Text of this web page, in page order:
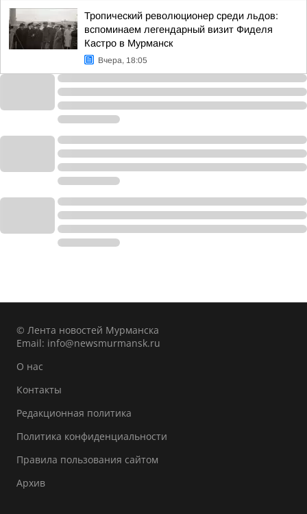
Тропический революционер среди льдов:
вспоминаем легендарный визит Фиделя
Кастро в Мурманск
Вчера, 18:05
© Лента новостей Мурманска
Email: info@newsmurmansk.ru
О нас
Контакты
Редакционная политика
Политика конфиденциальности
Правила пользования сайтом
Архив